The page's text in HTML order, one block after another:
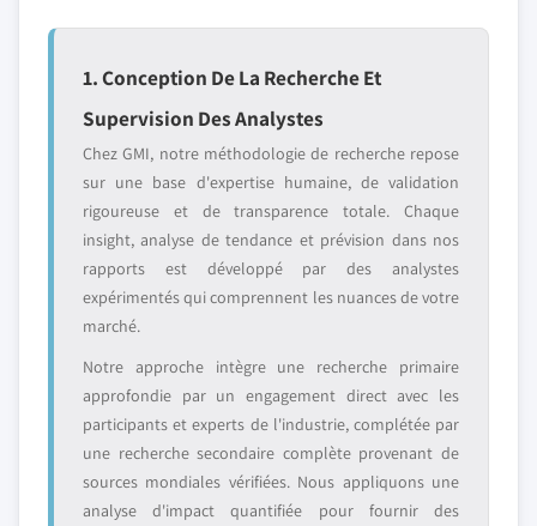
1. Conception De La Recherche Et
Supervision Des Analystes
Chez GMI, notre méthodologie de recherche repose
sur une base d'expertise humaine, de validation
rigoureuse et de transparence totale. Chaque
insight, analyse de tendance et prévision dans nos
rapports est développé par des analystes
expérimentés qui comprennent les nuances de votre
marché.
Notre approche intègre une recherche primaire
approfondie par un engagement direct avec les
participants et experts de l'industrie, complétée par
une recherche secondaire complète provenant de
sources mondiales vérifiées. Nous appliquons une
analyse d'impact quantifiée pour fournir des